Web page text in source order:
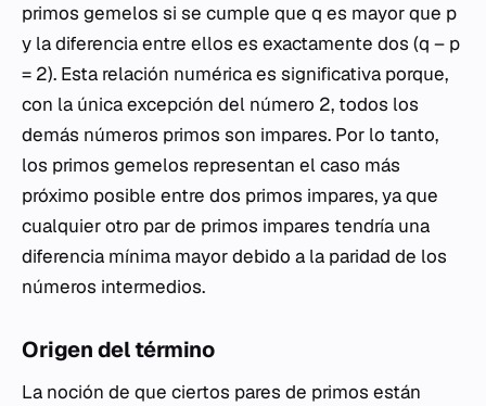
primos gemelos si se cumple que q es mayor que p
y la diferencia entre ellos es exactamente dos (q – p
= 2). Esta relación numérica es significativa porque,
con la única excepción del número 2, todos los
demás números primos son impares. Por lo tanto,
los primos gemelos representan el caso más
próximo posible entre dos primos impares, ya que
cualquier otro par de primos impares tendría una
diferencia mínima mayor debido a la paridad de los
números intermedios.
Origen del término
La noción de que ciertos pares de primos están